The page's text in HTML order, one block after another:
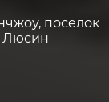
посёлок
Люсин